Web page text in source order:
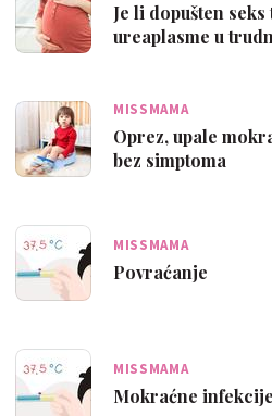
Je li dopušten
ureaplasme u
MISSMAMA
Oprez, upale
bez simptoma
MISSMAMA
Povraćanje
MISSMAMA
Mokraćne